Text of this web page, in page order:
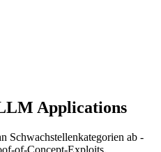
Applications
Schwachstellenkategorien ab -
of-Concept-Exploits.